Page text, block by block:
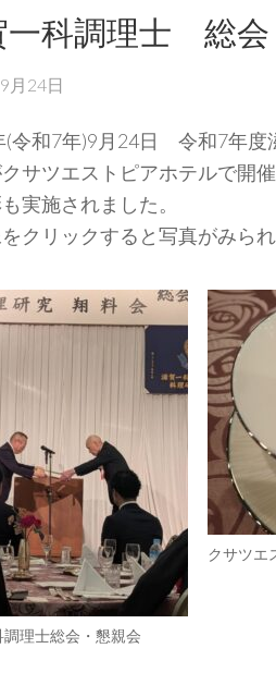
一科調理士 総会
月24日
(令和7年)9月24日 令和7年度
サツエストピアホテルで開
実施されました。
をクリックすると写真がみられ
調理士総会・懇親会
クサツエ